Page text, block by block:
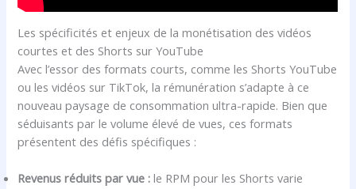
Les spécificités et enjeux de la monétisation des vidéos
courtes et des Shorts sur YouTube
Avec l’essor des formats courts, comme les Shorts YouTube
ou les vidéos sur TikTok, la rémunération s’adapte à ce
nouveau paysage de consommation ultra-rapide. Bien que
séduisants par le volume élevé de vues, ces formats
présentent des défis spécifiques :
Revenus réduits par vue : le RPM pour les Shorts varie